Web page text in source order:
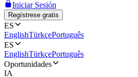
Iniciar Sesión
Regístrese gratis
ES
EnglishTürkçePortuguês
ES
EnglishTürkçePortuguês
Oportunidades
IA